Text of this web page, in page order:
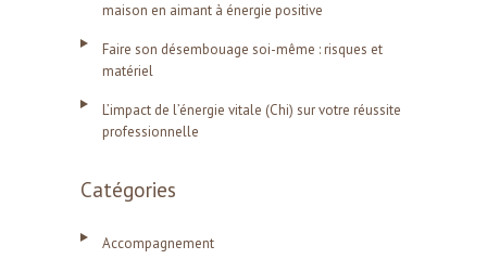
maison en aimant à énergie positive
Faire son désembouage soi-même : risques et
matériel
L’impact de l’énergie vitale (Chi) sur votre réussite
professionnelle
Catégories
Accompagnement